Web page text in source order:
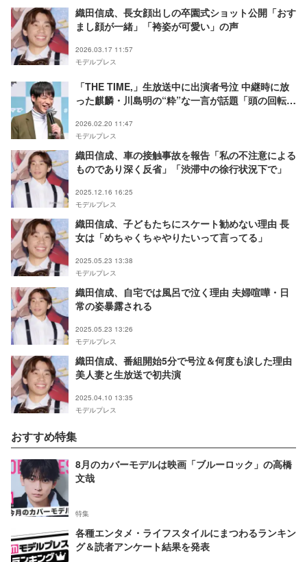
織田信成、長女顔出しの卒園式ショット公開「おす
まし顔が一緒」「袴姿が可愛い」の声
2026.03.17 11:57
モデルプレス
「THE TIME,」生放送中に出演者号泣 中継時に放
った麒麟・川島明の“粋”な一言が話題「頭の回転速
2026.02.20 11:47
モデルプレス
織田信成、車の接触事故を報告「私の不注意による
ものであり深く反省」「渋滞中の徐行状況下で」
2025.12.16 16:25
モデルプレス
織田信成、子どもたちにスケート勧めない理由 長
女は「めちゃくちゃやりたいって言ってる」
2025.05.23 13:38
モデルプレス
織田信成、自宅では風呂で泣く理由 夫婦喧嘩・日
常の姿暴露される
2025.05.23 13:26
モデルプレス
織田信成、番組開始5分で号泣＆何度も涙した理由
美人妻と生放送で初共演
2025.04.10 13:35
モデルプレス
おすすめ特集
8月のカバーモデルは映画「ブルーロック」の高橋
文哉
特集
各種エンタメ・ライフスタイルにまつわるランキン
グ＆読者アンケート結果を発表